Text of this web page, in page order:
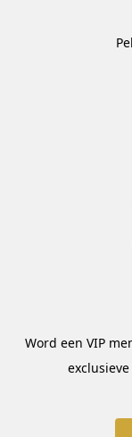
Word een VIP